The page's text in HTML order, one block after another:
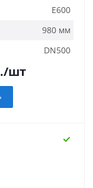
E600
980 мм
DN500
/шт